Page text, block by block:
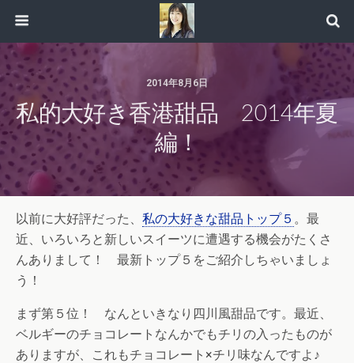
2014年8月6日
私的大好き香港甜品 2014年夏
編！
以前に大好評だった、 私の大好きな甜品トップ５ 。最
近、いろいろと新しいスイーツに遭遇する機会がたくさ
んありまして！ 最新トップ５をご紹介しちゃいましょ
う！
まず第５位！ なんといきなり四川風甜品です。最近、
ベルギーのチョコレートなんかでもチリの入ったものが
ありますが、これもチョコレート×チリ味なんですよ♪